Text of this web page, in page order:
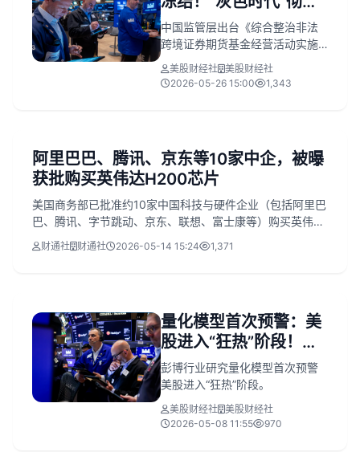
操启示，强调‘只做最强主线+政策
红利+短线择时’。
结束，三大渠道成散户
首选
中国监管层出台《综合整治非法
跨境证券期货基金经营活动实施
方案》，对富途、老虎、长桥等
境外券商境内非法展业实施顶格
存量资金安全但不可新增入金。
投资者须转向QDII基金、港股通
美股财经社 美股财经社
2026-05-26 15:00
1,343
阿里巴巴、腾讯、京东等10家中企，被曝
获批购买英伟达H200芯片
美国商务部已批准约10家中国科技与硬件企业（包括阿里巴
巴、腾讯、字节跳动、京东、联想、富士康等）购买英伟达
H200 AI芯片，单客户配额上限为7.5万颗；但截至目前尚无
实际交货。英伟达CEO黄仁勋借随特朗普访华契机引发市场
财通社 财通社 2026-05-14 15:24 1,371
量化模型首次预警：美
股进入“狂热”阶段！满
足这一点才能继续涨
彭博行业研究量化模型首次预警
美股进入“狂热”阶段。
美股财经社 美股财经社
2026-05-08 11:55
970